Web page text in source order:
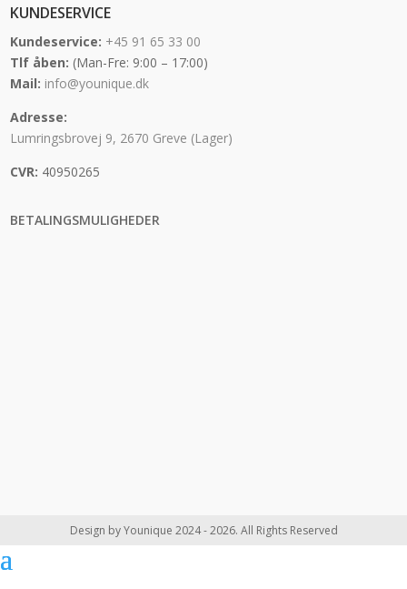
KUNDESERVICE
Kundeservice: +45 91 65 33 00
Tlf åben: (Man-Fre: 9:00 – 17:00)
Mail: info@younique.dk
Adresse:
Lumringsbrovej 9, 2670 Greve (Lager)
CVR: 40950265
BETALINGSMULIGHEDER
Design by Younique 2024 - 2026. All Rights Reserved